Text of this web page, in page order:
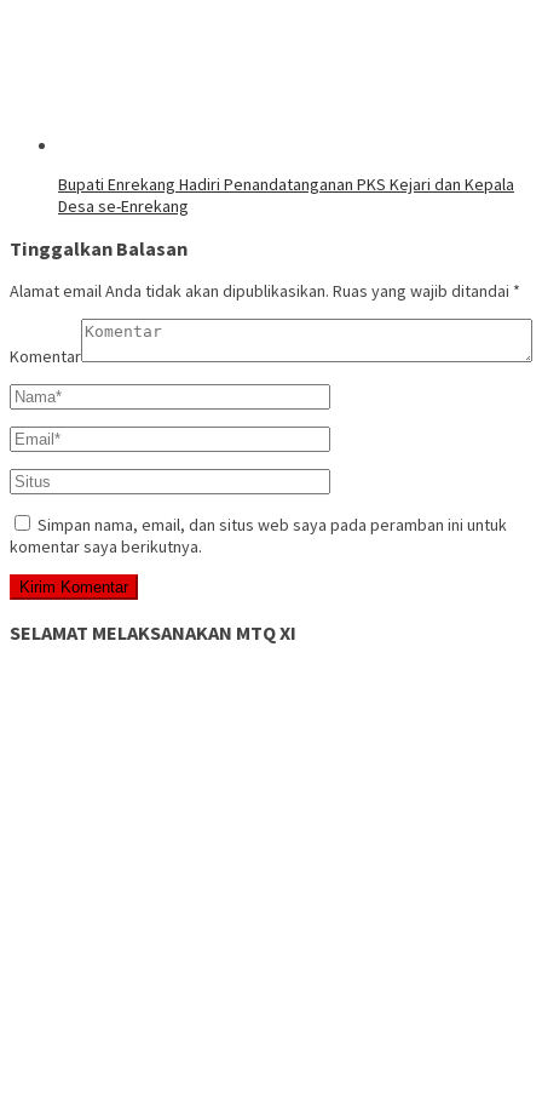
Bupati Enrekang Hadiri Penandatanganan PKS Kejari dan Kepala
Desa se-Enrekang
Tinggalkan Balasan
Alamat email Anda tidak akan dipublikasikan. Ruas yang wajib ditandai *
Komentar
Simpan nama, email, dan situs web saya pada peramban ini untuk
komentar saya berikutnya.
SELAMAT MELAKSANAKAN MTQ XI